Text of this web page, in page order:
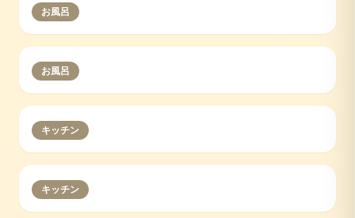
お風呂
お風呂
キッチン
キッチン